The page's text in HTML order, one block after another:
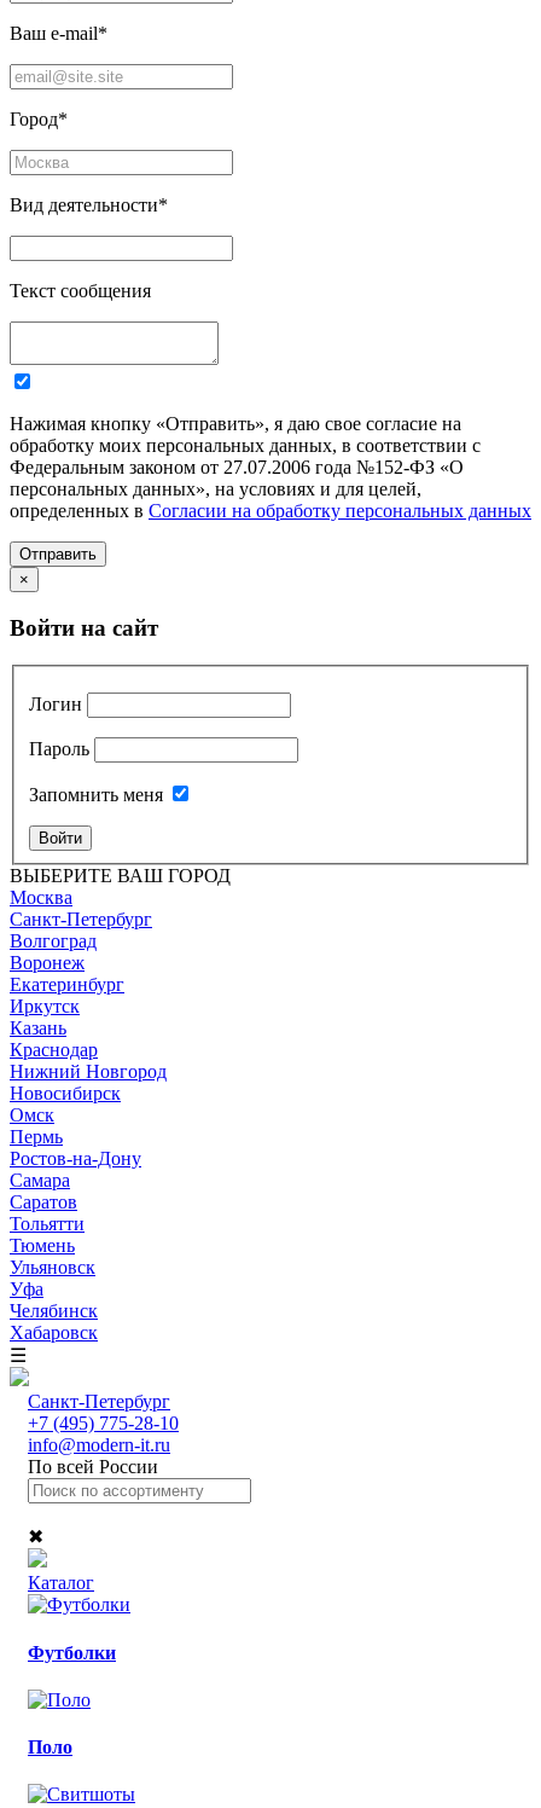
Ваш e-mail*
Город*
Вид деятельности*
Текст сообщения
Нажимая кнопку «Отправить», я даю свое согласие на
обработку моих персональных данных, в соответствии с
Федеральным законом от 27.07.2006 года №152-ФЗ «О
персональных данных», на условиях и для целей,
определенных в Согласии на обработку персональных данных
Отправить
×
Войти на сайт
Логин
Пароль
Запомнить меня
Войти
ВЫБЕРИТЕ ВАШ ГОРОД
Москва
Санкт-Петербург
Волгоград
Воронеж
Екатеринбург
Иркутск
Казань
Краснодар
Нижний Новгород
Новосибирск
Омск
Пермь
Ростов-на-Дону
Самара
Саратов
Тольятти
Тюмень
Ульяновск
Уфа
Челябинск
Хабаровск
☰
Санкт-Петербург
+7 (495) 775-28-10
info@modern-it.ru
По всей России
✖
Каталог
Футболки
Поло